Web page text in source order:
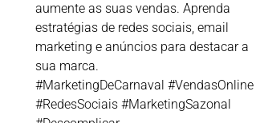
aumente as suas vendas. Aprenda
estratégias de redes sociais, email
marketing e anúncios para destacar a
sua marca.
#MarketingDeCarnaval #VendasOnline
#RedesSociais #MarketingSazonal